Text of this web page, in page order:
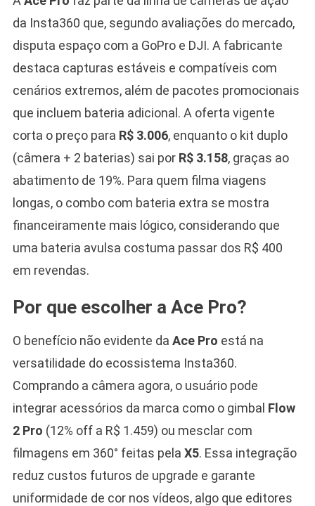
da Insta360 que, segundo avaliações do mercado,
disputa espaço com a GoPro e DJI. A fabricante
destaca capturas estáveis e compatíveis com
cenários extremos, além de pacotes promocionais
que incluem bateria adicional. A oferta vigente
corta o preço para R$ 3.006, enquanto o kit duplo
(câmera + 2 baterias) sai por R$ 3.158, graças ao
abatimento de 19%. Para quem filma viagens
longas, o combo com bateria extra se mostra
financeiramente mais lógico, considerando que
uma bateria avulsa costuma passar dos R$ 400
em revendas.
Por que escolher a Ace Pro?
O benefício não evidente da Ace Pro está na
versatilidade do ecossistema Insta360.
Comprando a câmera agora, o usuário pode
integrar acessórios da marca como o gimbal Flow
2 Pro (12% off a R$ 1.459) ou mesclar com
filmagens em 360° feitas pela X5. Essa integração
reduz custos futuros de upgrade e garante
uniformidade de cor nos vídeos, algo que editores